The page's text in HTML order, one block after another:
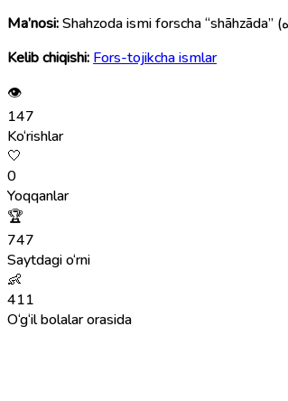
Ma’nosi:
Kelib chiqishi: Fors-tojikcha ismlar
👁
147
Ko‘rishlar
🤍
0
Yoqqanlar
🏆
747
Saytdagi o‘rni
👶
411
O‘g‘il bolalar orasida